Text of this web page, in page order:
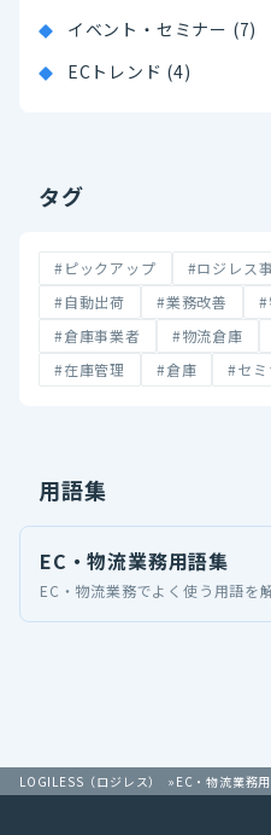
イベント・セミナー (7)
ECトレンド (4)
タグ
#ピックアップ #ロジレス
#自動出荷
#業務改善 #
#倉庫事業者
#物流倉庫
#在庫管理
#倉庫 #セミ
用語集
EC・物流業務用語集
EC・物流業務でよく使う用語を
LOGILESS（ロジレス） EC・物流業務